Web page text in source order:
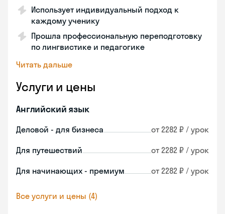
Использует индивидуальный подход к
каждому ученику
Прошла профессиональную переподготовку
по лингвистике и педагогике
Читать дальше
Услуги и цены
Английский язык
Деловой - для бизнеса от 2282 ₽ / урок
Для путешествий от 2282 ₽ / урок
Для начинающих - премиум от 2282 ₽ / урок
Все услуги и цены (4)